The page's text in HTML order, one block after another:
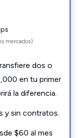
mercados)
dos o
en tu primer
la diferencia.
y sin contratos.
$60 al mes